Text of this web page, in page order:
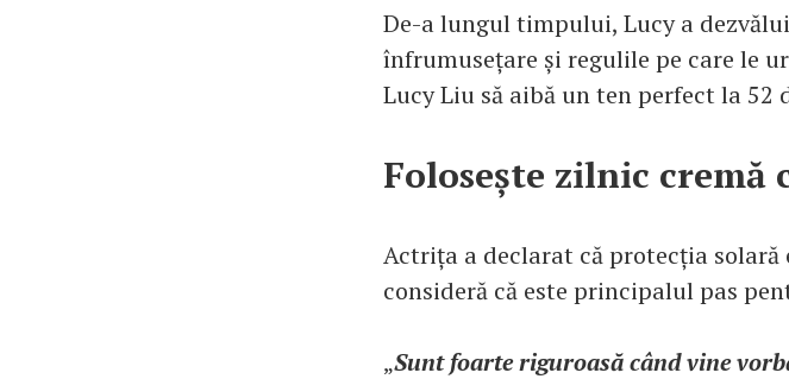
De-a lungul timpului, Lucy a
înfrumusețare și regulile pe care le
Lucy Liu să aibă un ten perfect la 52
Folosește zilnic cremă
Actrița a declarat că protecția
consideră că este principalul pas
„Sunt foarte riguroasă când vine